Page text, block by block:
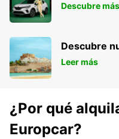
Descubre más
Descubre
Leer más
¿Por qué
Europcar?